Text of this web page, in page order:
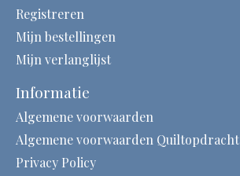
Registreren
Mijn bestellingen
Mijn verlanglijst
Informatie
Algemene voorwaarden
Algemene voorwaarden Quiltopdracht
Privacy Policy